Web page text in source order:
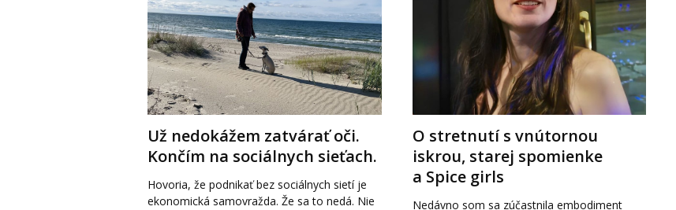
Už nedokážem zatvárať oči.
Končím na sociálnych sieťach.
Hovoria, že podnikať bez sociálnych sietí je
ekonomická samovražda. Že sa to nedá. Nie
O stretnutí s vnútornou
iskrou, starej spomienke
a Spice girls
Nedávno som sa zúčastnila embodiment